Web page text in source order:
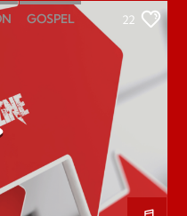
GOSPEL 22